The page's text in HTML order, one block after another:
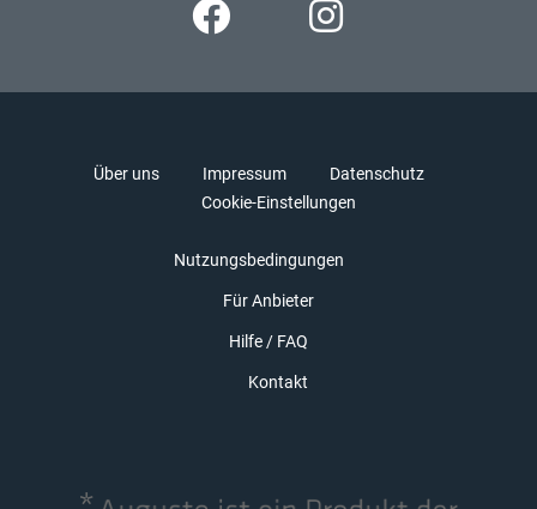
Über uns Impressum
Datenschutz
Cookie-Einstellungen
Nutzungsbedingungen
Für Anbieter
Hilfe / FAQ
Kontakt